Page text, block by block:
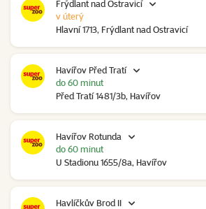
Frýdlant nad Ostravicí
Hlavní 1713, Frýdlant nad Ostravicí
v úterý
Havířov Před Tratí
Před Tratí 1481/3b, Havířov
do 60 minut
Havířov Rotunda
U Stadionu 1655/8a, Havířov
do 60 minut
Havlíčkův Brod II